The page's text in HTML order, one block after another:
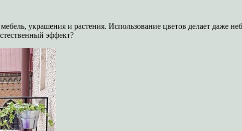
украшения и растения. Использование цветов делает даже
эффект?